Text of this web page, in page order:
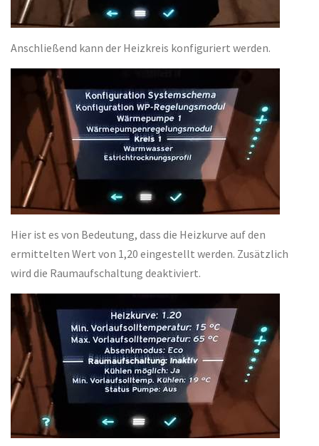
Anschließend kann der Heizkreis konfiguriert werden.
Hier ist es von Bedeutung, dass die Heizkurve auf den
ermittelten Wert von 1,20 eingestellt werden. Zusätzlich
wird die Raumaufschaltung deaktiviert.